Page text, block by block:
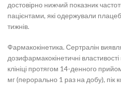
достовірно нижчий показник
пацієнтами, які одержували
тижнів.
Фармакокінетика. Сертралін
дозифармакокінетичні
клініці протягом 14-денного
мг (перорально 1 раз на добу), пік